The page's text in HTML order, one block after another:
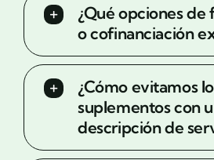
¿Qué opciones de
o cofinanciación
¿Cómo evitamos
suplementos con
descripción de